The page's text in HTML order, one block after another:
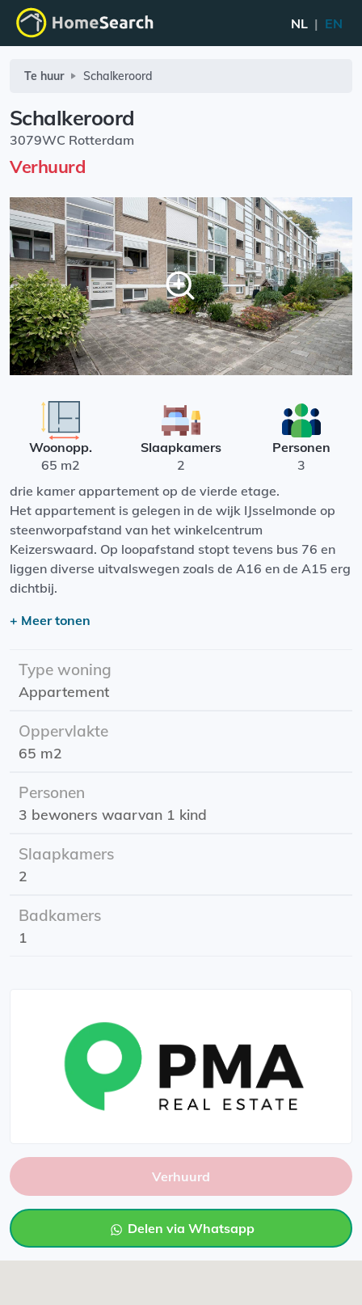
NL | EN
Te huur Schalkeroord
Schalkeroord
3079WC Rotterdam
Verhuurd
Woonopp.
65 m2
Slaapkamers
2
Personen
3
drie kamer appartement op de vierde etage.
Het appartement is gelegen in de wijk IJsselmonde op
steenworpafstand van het winkelcentrum
Keizerswaard. Op loopafstand stopt tevens bus 76 en
liggen diverse uitvalswegen zoals de A16 en de A15 erg
dichtbij.
Indeling:
brievenbussen en bellentableau, trappenhal naar de
vierde etage. De centrale hal geeft toegang tot alle
vertrekken. De ruime woonkamer is voorzien van
laminaat . Via de woonkamer is er toegang tot een ruime
slaapkamer welke is uitgerust met 2 garderobe
inbouwkasten. De dichte keuken is voorzien van diverse
gaskookplaat, en een oven. Via de keuken is er toegang
naar het balkon aan de voorzijde. De grote slaapkamer
+ Meer tonen
Type woning
Appartement
Oppervlakte
65 m2
Personen
3 bewoners waarvan 1 kind
Slaapkamers
2
Badkamers
1
Verhuurd
Delen via Whatsapp